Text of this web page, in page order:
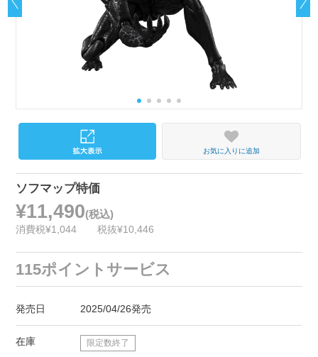
お気に入りに追加
ソフマップ特価
¥11,490(税込)
消費税¥1,044 税抜¥10,446
115ポイントサービス
発売日 2025/04/26発売
在庫 限定数終了